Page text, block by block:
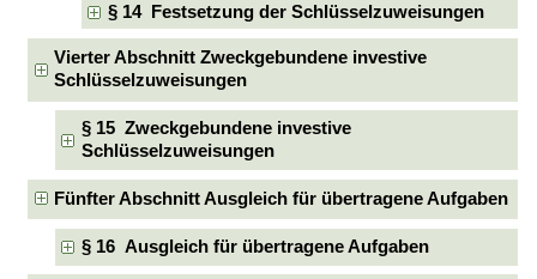
§ 14 Festsetzung der Schlüsselzuweisungen
Vierter Abschnitt Zweckgebundene investive
Schlüsselzuweisungen
§ 15 Zweckgebundene investive
Schlüsselzuweisungen
Fünfter Abschnitt Ausgleich für übertragene Aufgaben
§ 16 Ausgleich für übertragene Aufgaben